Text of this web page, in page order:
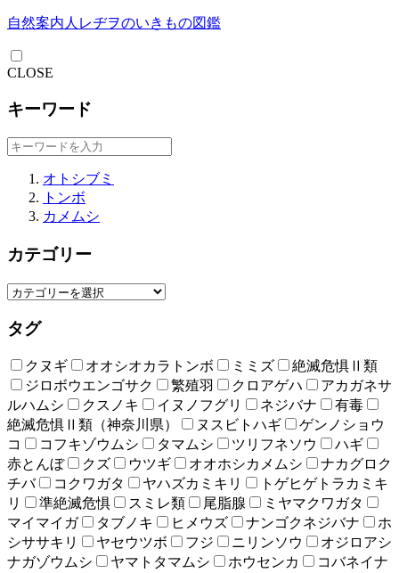
自然案内人レヂヲのいきもの図鑑
CLOSE
キーワード
オトシブミ
トンボ
カメムシ
カテゴリー
タグ
クヌギ オオシオカラトンボ ミミズ
絶滅危惧Ⅱ類
ジロボウエンゴサク
繁殖羽 クロアゲハ
アカガネサ
ルハムシ
クスノキ イヌノフグリ ネジバナ
有毒
絶滅危惧Ⅱ類（神奈川県）
ヌスビトハギ
ゲンノショウ
コ
コフキゾウムシ タマムシ ツリフネソウ
ハギ
赤とんぼ
クズ ウツギ オオホシカメムシ
ナカグロク
チバ
コクワガタ ヤハズカミキリ
トゲヒゲトラカミキ
リ
準絶滅危惧 スミレ類 尾脂腺
ミヤマクワガタ
マイマイガ
タブノキ ヒメウズ ナンゴクネジバナ
ホ
シササキリ
ヤセウツボ フジ ニリンソウ
オジロアシ
ナガゾウムシ
ヤマトタマムシ ホウセンカ
コバネイナ